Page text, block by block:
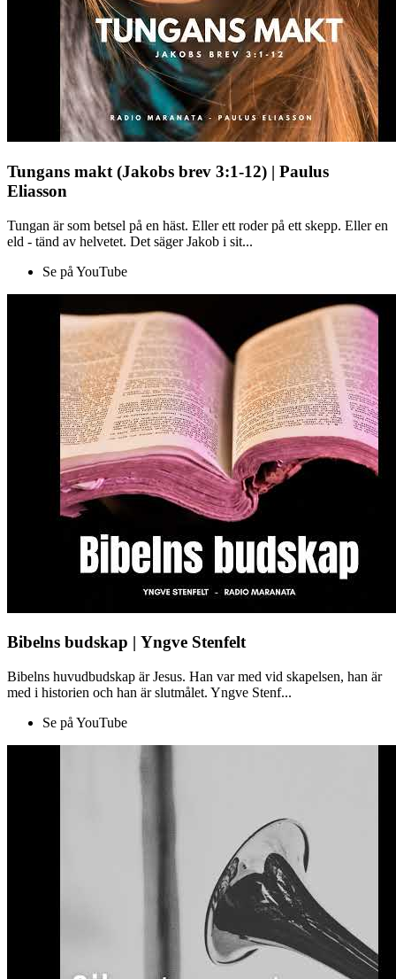
Tungans makt (Jakobs brev 3:1-12) | Paulus
Eliasson
Tungan är som betsel på en häst. Eller ett roder på ett skepp. Eller en
eld - tänd av helvetet. Det säger Jakob i sit...
Se på YouTube
Bibelns budskap | Yngve Stenfelt
Bibelns huvudbudskap är Jesus. Han var med vid skapelsen, han är
med i historien och han är slutmålet. Yngve Stenf...
Se på YouTube